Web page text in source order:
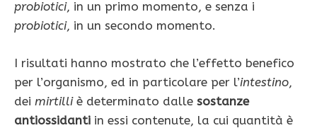
probiotici, in un primo momento, e senza i
probiotici, in un secondo momento.
I risultati hanno mostrato che l’effetto benefico
per l’organismo, ed in particolare per l’intestino,
dei mirtilliè determinato dalle sostanze
antiossidanti in essi contenute, la cui quantità è